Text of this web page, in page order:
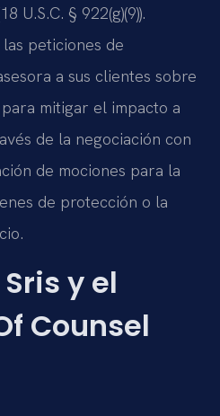
U.S.C. § 922(g)(9)).
peticiones de
a sus clientes sobre
mitigar el impacto a
de la negociación con
de mociones para la
de protección o la
y el
Counsel